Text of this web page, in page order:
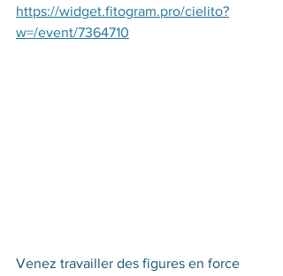
https://widget.fitogram.pro/cielito?
w=/event/7364710
Venez travailler des figures en force